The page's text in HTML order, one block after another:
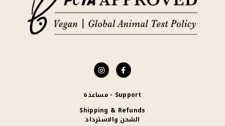
Support - مساعدة
Shipping & Refunds
الشحن والاسترداد